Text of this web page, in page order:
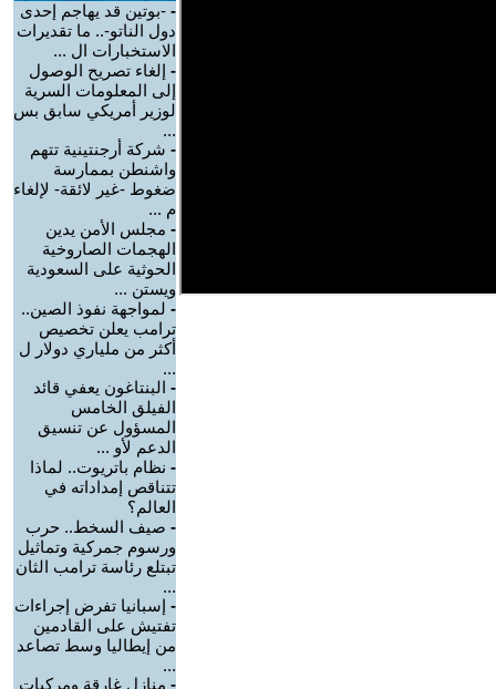
- -بوتين قد يهاجم إحدى
دول الناتو-.. ما تقديرات
الاستخبارات ال ...
- إلغاء تصريح الوصول
إلى المعلومات السرية
لوزير أمريكي سابق بس
...
- شركة أرجنتينية تتهم
واشنطن بممارسة
ضغوط -غير لائقة- لإلغاء
م ...
- مجلس الأمن يدين
الهجمات الصاروخية
الحوثية على السعودية
ويستن ...
- لمواجهة نفوذ الصين..
ترامب يعلن تخصيص
أكثر من ملياري دولار ل
...
- البنتاغون يعفي قائد
الفيلق الخامس
المسؤول عن تنسيق
الدعم لأو ...
- نظام باتريوت.. لماذا
تتناقص إمداداته في
العالم؟
- صيف السخط.. حرب
ورسوم جمركية وتماثيل
تبتلع رئاسة ترامب الثان
...
- إسبانيا تفرض إجراءات
تفتيش على القادمين
من إيطاليا وسط تصاعد
...
- منازل غارقة ومركبات